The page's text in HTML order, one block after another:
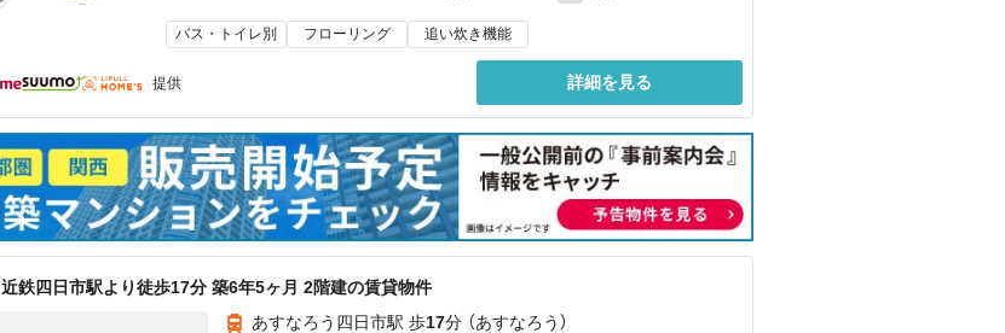
バス・トイレ別 フローリング 追い炊き機能
提供 詳細を見る
近鉄四日市駅より徒歩17分 築6年5ヶ月 2階建の賃貸物件
あすなろう四日市駅 歩17分 （あすなろう）